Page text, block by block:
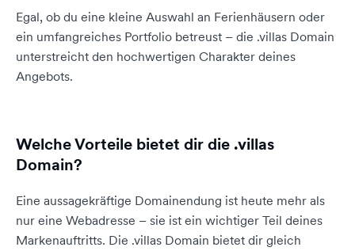
Egal, ob du eine kleine Auswahl an Ferienhäusern oder
ein umfangreiches Portfolio betreust – die .villas Domain
unterstreicht den hochwertigen Charakter deines
Angebots.
Welche Vorteile bietet dir die .villas
Domain?
Eine aussagekräftige Domainendung ist heute mehr als
nur eine Webadresse – sie ist ein wichtiger Teil deines
Markenauftritts. Die .villas Domain bietet dir gleich